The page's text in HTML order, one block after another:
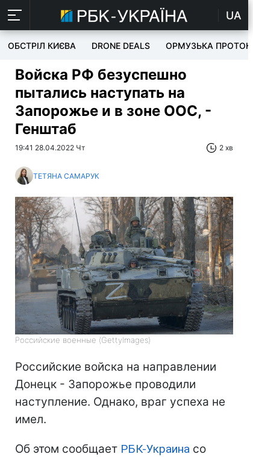
UA
ОБСТРІЛ КИЄВА DRONE DEALS ОРМУЗЬКА ПРОТОКА
Войска РФ безуспешно
пытались наступать на
Запорожье и в зоне ООС, -
Генштаб
19:41 28.04.2022 Чт 2 хв
ТЕТЯНА САМАРУК
Российские военные (GettyImages)
Российские войска на направлении
Донецк - Запорожье проводили
наступление. Однако, враг успеха не
имел.
Об этом сообщает РБК-Украина со